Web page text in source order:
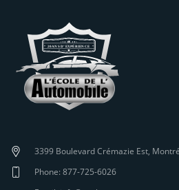
3399 Boulevard Crémazie Est,
Phone: 877-725-6026